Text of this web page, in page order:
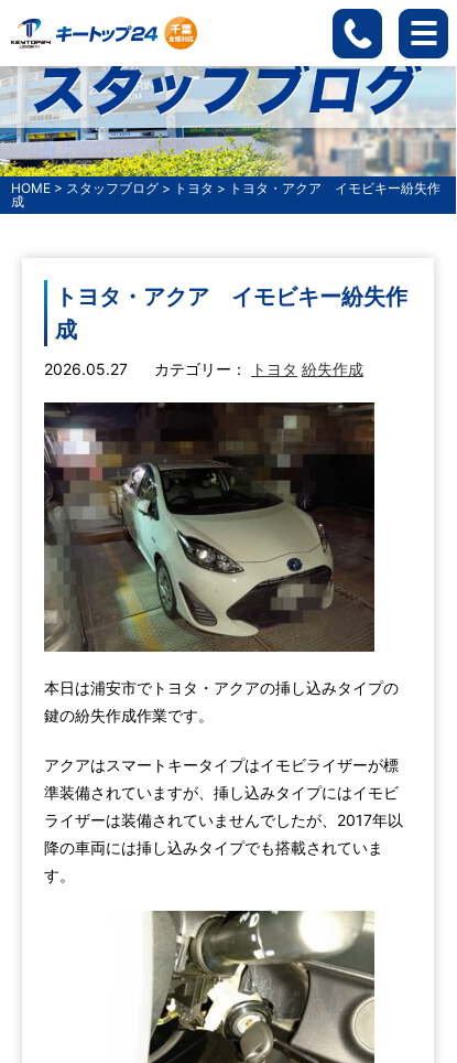
HOME > スタッフブログ > トヨタ > トヨタ・アクア イモビキー紛失作
成
トヨタ・アクア イモビキー紛失作
成
2026.05.27 カテゴリー： トヨタ 紛失作成
本日は浦安市でトヨタ・アクアの挿し込みタイプの
鍵の紛失作成作業です。
アクアはスマートキータイプはイモビライザーが標
準装備されていますが、挿し込みタイプにはイモビ
ライザーは装備されていませんでしたが、2017年以
降の車両には挿し込みタイプでも搭載されていま
す。